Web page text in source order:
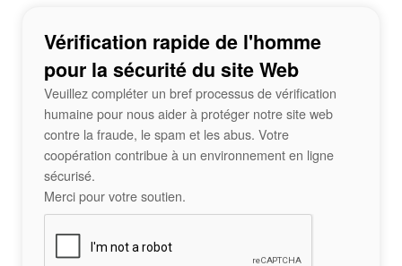
Vérification rapide de l'homme
pour la sécurité du site Web
Veuillez compléter un bref processus de vérification
humaine pour nous aider à protéger notre site web
contre la fraude, le spam et les abus. Votre
coopération contribue à un environnement en ligne
sécurisé.
Merci pour votre soutien.